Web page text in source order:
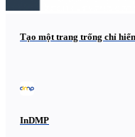
Tạo một trang trống chỉ
InDMP